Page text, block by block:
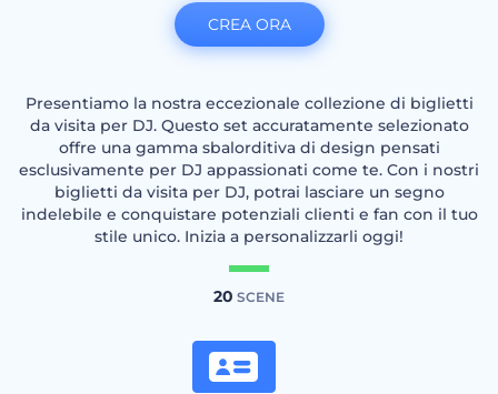
Presentiamo la nostra eccezionale collezione di biglietti
da visita per DJ. Questo set accuratamente selezionato
offre una gamma sbalorditiva di design pensati
esclusivamente per DJ appassionati come te. Con i nostri
biglietti da visita per DJ, potrai lasciare un segno
indelebile e conquistare potenziali clienti e fan con il tuo
stile unico. Inizia a personalizzarli oggi!
20 SCENE
CREA ORA